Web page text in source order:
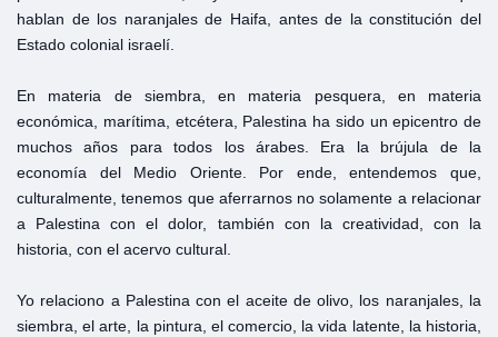
hablan de los naranjales de Haifa, antes de la constitución del
Estado colonial israelí.
En materia de siembra, en materia pesquera, en materia
económica, marítima, etcétera, Palestina ha sido un epicentro de
muchos años para todos los árabes. Era la brújula de la
economía del Medio Oriente. Por ende, entendemos que,
culturalmente, tenemos que aferrarnos no solamente a relacionar
a Palestina con el dolor, también con la creatividad, con la
historia, con el acervo cultural.
Yo relaciono a Palestina con el aceite de olivo, los naranjales, la
siembra, el arte, la pintura, el comercio, la vida latente, la historia,